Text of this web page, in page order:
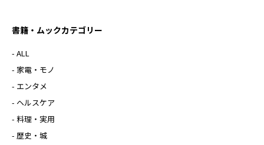
書籍・ムックカテゴリー
- ALL
- 家電・モノ
- エンタメ
- ヘルスケア
- 料理・実用
- 歴史・城